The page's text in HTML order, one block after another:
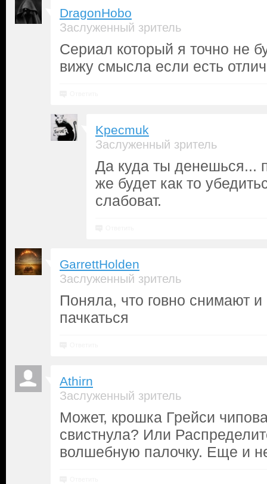
DragonHobo
Заслуженный зритель
Сериал который я точно не
вижу смысла если есть
Kpecmuk
Заслуженный зритель
Да куда ты денешься...
же будет как то
слабоват.
GarrettHolden
Заслуженный зритель
Поняла, что говно снимают
пачкаться
Athirn
Заслуженный зритель
Может, крошка Грейси
свистнула? Или
волшебную палочку. Еще и